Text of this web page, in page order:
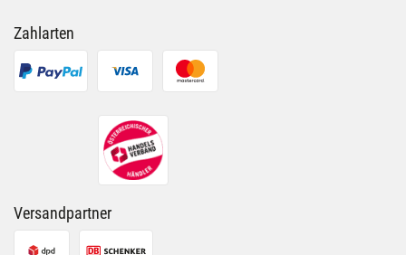
Zahlarten
Versandpartner